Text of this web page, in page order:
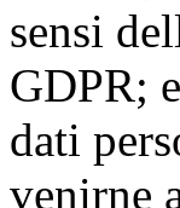
sensi
GDPR;
dati
venirne